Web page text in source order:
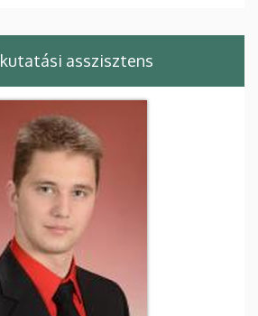
kutatási asszisztens